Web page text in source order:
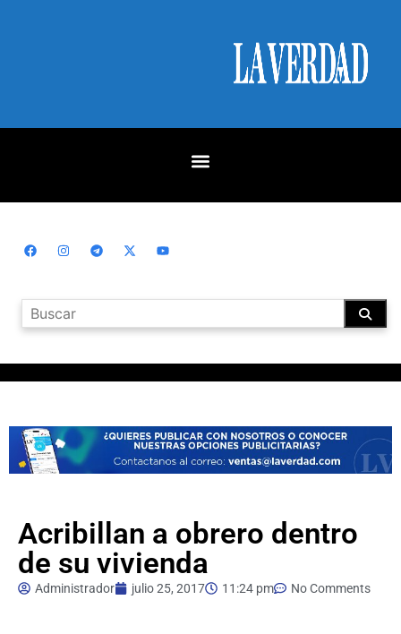
Acribillan a obrero dentro
de su vivienda
Administrador julio 25, 2017 11:24 pm No Comments